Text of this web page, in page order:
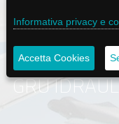
BESENZONI
STORIA
PRODOTTI
BASI TAVOLO
BE ELECTRIC
LASCALA
NEWS MEDIA
VIDEO
ASSISTENZA
MANUTENZIONE
GRU
Informativa privacy e
Accetta Cookies